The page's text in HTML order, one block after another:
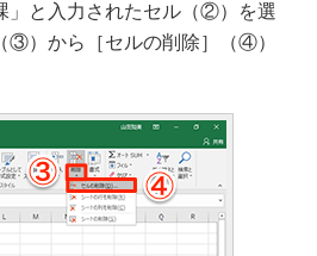
」と入力されたセル（②）を選
③）から［セルの削除］（④）